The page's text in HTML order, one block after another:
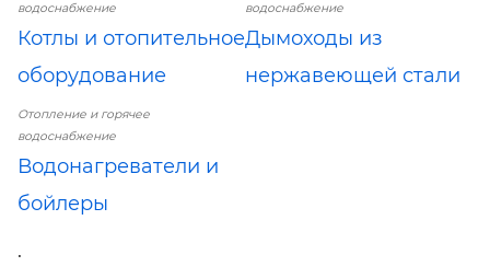
водоснабжение
Котлы и отопительное
оборудование
водоснабжение
Дымоходы из
нержавеющей стали
Отопление и горячее
водоснабжение
Водонагреватели и
бойлеры
.